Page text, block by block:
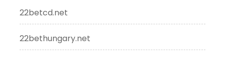
22betcd.net
22bethungary.net